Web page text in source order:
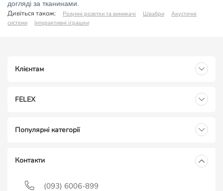
догляді за тканинами.
Дивіться також: Розумні розетки та вимикачі Швабри
Акустичні
системи
Інтерактивні іграшки
Клієнтам
FELEX
Популярні категорії
Контакти
(093) 6006-899